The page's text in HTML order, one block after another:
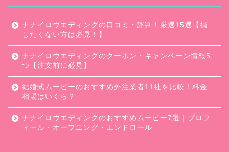
ナナイロウエディングの口コミ・評判！厳選15選【損
したくない方は必見！】
ナナイロウエディングのクーポン・キャンペーン情報5
つ【注文前に必見】
結婚式ムービーのおすすめ外注業者11社を比較！料金
相場はいくら？
ナナイロウエディングのおすすめムービー7選｜プロフ
ィール・オープニング・エンドロール